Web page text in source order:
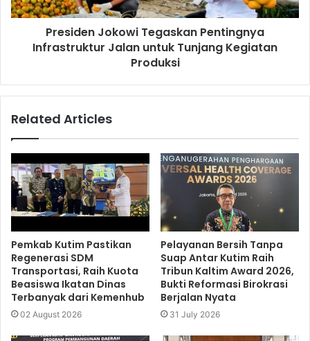
Presiden Jokowi Tegaskan Pentingnya
Infrastruktur Jalan untuk Tunjang Kegiatan
Produksi
Related Articles
Pemkab Kutim Pastikan
Regenerasi SDM
Transportasi, Raih Kuota
Beasiswa Ikatan Dinas
Terbanyak dari Kemenhub
02 August 2026
Pelayanan Bersih Tanpa
Suap Antar Kutim Raih
Tribun Kaltim Award 2026,
Bukti Reformasi Birokrasi
Berjalan Nyata
31 July 2026